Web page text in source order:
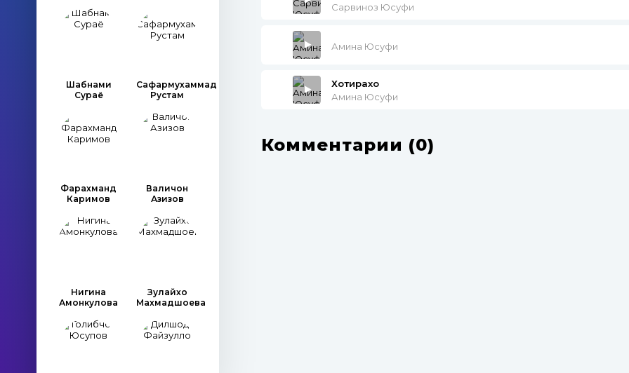
Шабнами
Сураё
Сафармухаммад
Рустам
Фарахманд
Каримов
Валичон
Азизов
Нигина
Амонкулова
Зулайхо
Махмадшоева
Сарвиноз Юсуфи
Амина Юсуфи
Хотирахо
Амина Юсуфи
Комментарии (0)